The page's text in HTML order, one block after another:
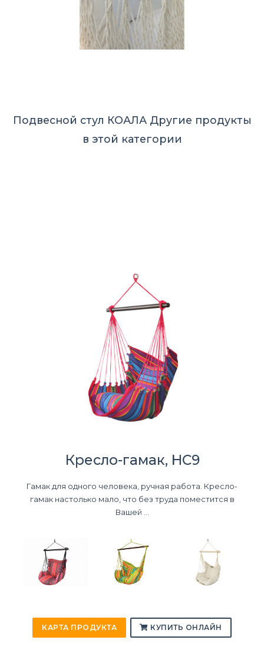
Подвесной стул КОАЛА Другие продукты
в этой категории
Кресло-гамак, HC9
Гамак для одного человека, ручная работа. Кресло-
гамак настолько мало, что без труда поместится в
Вашей ...
КАРТА ПРОДУКТА КУПИТЬ ОНЛАЙН